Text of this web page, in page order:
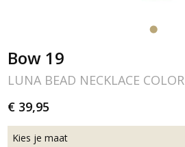
Bow 19
LUNA BEAD NECKLACE COLOR
€ 39,95
Kies je maat